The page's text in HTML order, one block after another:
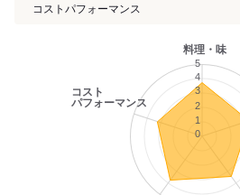
コストパフォーマンス
0
1
2
3
4
5
料理・味
コスト
パフォーマンス